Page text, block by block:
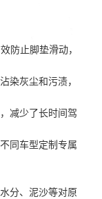
防止脚垫滑动，
染灰尘和污渍，
减少了长时间驾
同车型定制专属
分、泥沙等对原